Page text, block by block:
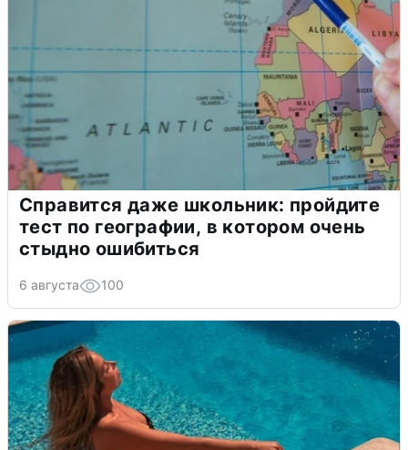
Справится даже школьник: пройдите
тест по географии, в котором очень
стыдно ошибиться
6 августа 100